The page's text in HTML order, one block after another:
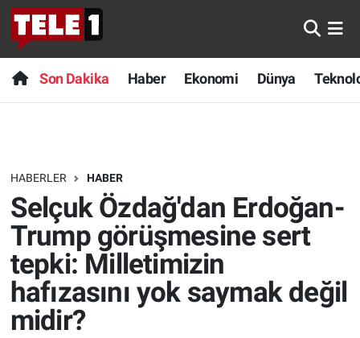
Son Dakika Haber Ekonomi Dünya
HABERLER HABER
Selçuk Özdağ'dan Erdoğan-
Trump görüşmesine sert
tepki: Milletimizin
hafızasını yok saymak değil
midir?
Anında Manşet
Başka Sohbetler
Bilim turu
Bilim ve Teknoloji Evreni
Doğa Konuşuyor
Dünya
Son Dakika
Haber
Dünya
Teknoloji
Sağlık
Spor
Nöbetçi Eczaneler
Hava Durumu
Trafik Durumu
Süper Lig Puan Durumu ve Fikstür
Tüm Manşetler
Son Dakika Haberleri